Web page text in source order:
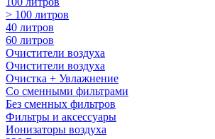
> 100 литров
40 литров
60 литров
Очистители воздуха
Очистители воздуха
Очистка + Увлажнение
Cо сменными фильтрами
Без сменных фильтров
Фильтры и аксессуары
Ионизаторы воздуха